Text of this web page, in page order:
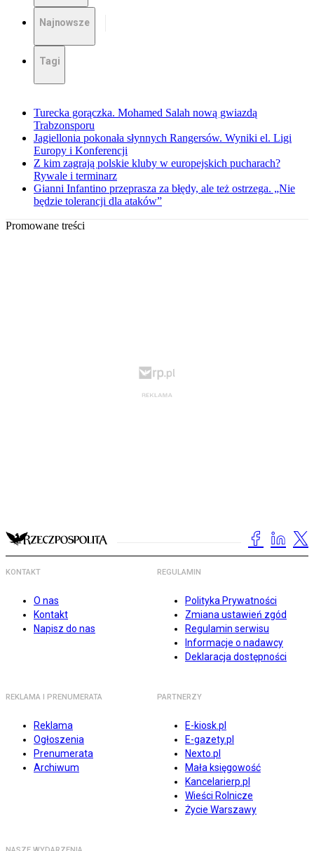
Najnowsze
Tagi
Turecka gorączka. Mohamed Salah nową gwiazdą
Trabzonsporu
Jagiellonia pokonała słynnych Rangersów. Wyniki el. Ligi
Europy i Konferencji
Z kim zagrają polskie kluby w europejskich pucharach?
Rywale i terminarz
Gianni Infantino przeprasza za błędy, ale też ostrzega. „Nie
będzie tolerancji dla ataków”
Promowane treści
KONTAKT
O nas
Kontakt
Napisz do nas
REGULAMIN
Polityka Prywatności
Zmiana ustawień zgód
Regulamin serwisu
Informacje o nadawcy
Deklaracja dostępności
REKLAMA I PRENUMERATA
Reklama
Ogłoszenia
Prenumerata
Archiwum
PARTNERZY
E-kiosk.pl
E-gazety.pl
Nexto.pl
Mała księgowość
Kancelarierp.pl
Wieści Rolnicze
Życie Warszawy